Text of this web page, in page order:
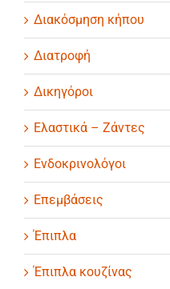
Διακόσμηση κήπου
Διατροφή
Δικηγόροι
Ελαστικά – Ζάντες
Ενδοκρινολόγοι
Επεμβάσεις
Έπιπλα
Έπιπλα κουζίνας